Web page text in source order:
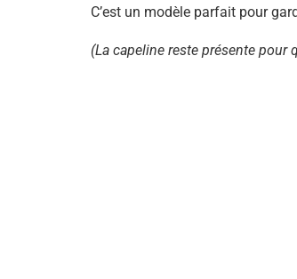
C’est un modèle parfait pour
(La capeline reste présente